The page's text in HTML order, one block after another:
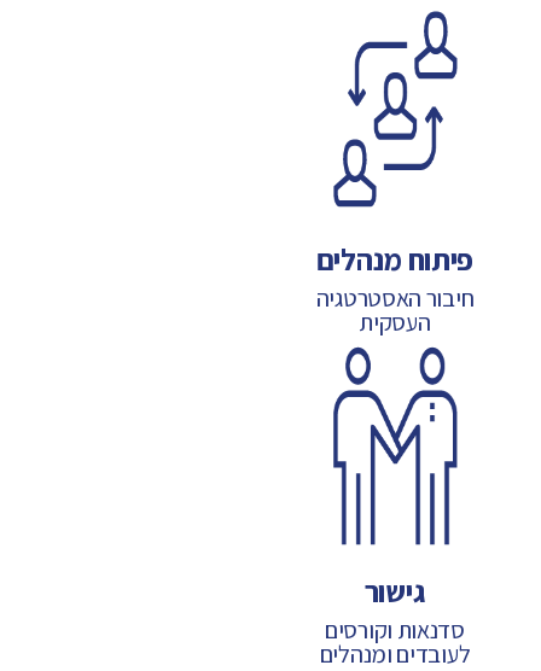
פיתוח מנהלים
חיבור האסטרטגיה
העסקית
גישור
סדנאות וקורסים
לעובדים ומנהלים